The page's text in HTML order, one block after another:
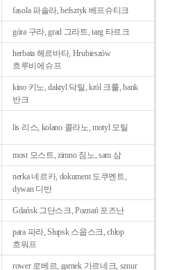
fasola 파솔라, befsztyk 베프슈티크
góra 구라, grad 그라트, targ 타르크
herbata 헤르바타, Hrubieszów
흐루비에슈프
kino 키노, daktyl 닥틸, król 크룰, bank
반크
lis 리스, kolano 콜라노, motyl 모틸
most 모스트, zimno 짐노, sam 삼
nerka 네르카, dokument 도쿠멘트,
dywan 디반
Gdańsk 그단스크, Poznań 포즈난
para 파라, Słupsk 스웁스크, chłop
흐워프
rower 로베르, garnek 가르네크, sznur